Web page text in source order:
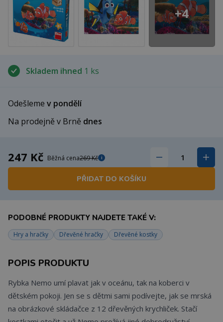
Skladem ihned 1 ks
Odešleme v pondělí
Na prodejně v Brně dnes
247 Kč Běžná cena269 Kč i
PŘIDAT DO KOŠÍKU
PODOBNÉ PRODUKTY NAJDETE TAKÉ V:
Hry a hračky Dřevěné hračky Dřevěné kostky
+4
POPIS PRODUKTU
Rybka Nemo umí plavat jak v oceánu, tak na koberci v
dětském pokoji. Jen se s dětmi sami podívejte, jak se mrská
na obrázkové skládačce z 12 dřevěných krychliček. Stačí